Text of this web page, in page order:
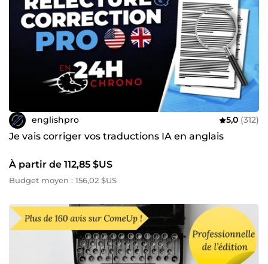
englishpro 5,0 (312)
Je vais corriger vos traductions IA en anglais
À partir de 112,85 $US
Budget moyen : 156,02 $US